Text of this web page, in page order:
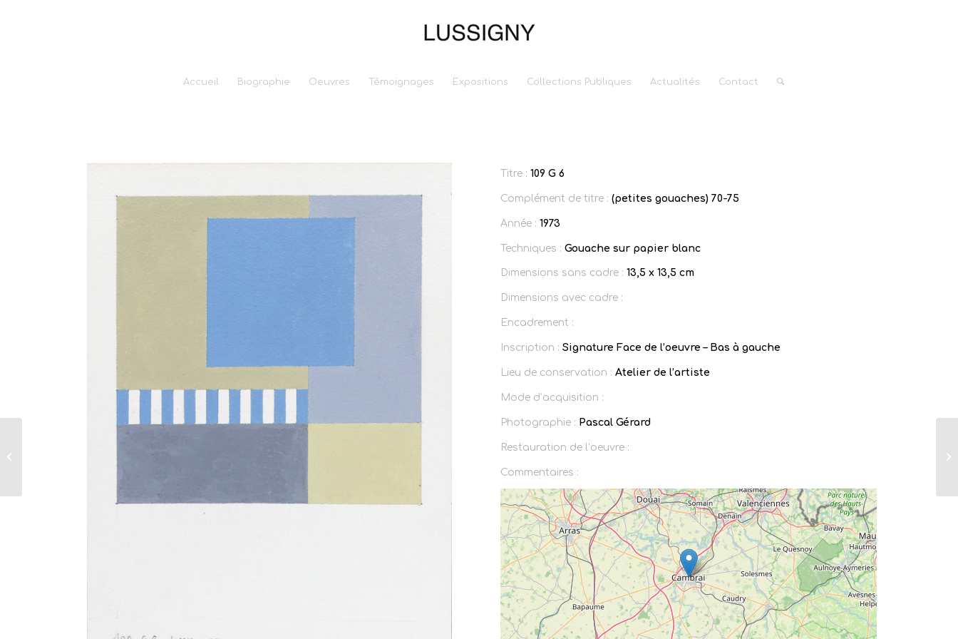
Accueil Biographie Oeuvres Témoignages Expositions Collections Publiques Actualités Contact
Titre : 109 G 6
Complément de titre : (petites gouaches) 70-75
Année : 1973
Techniques : Gouache sur papier blanc
Dimensions sans cadre : 13,5 x 13,5 cm
Dimensions avec cadre :
Encadrement :
Inscription : Signature Face de l’oeuvre – Bas à gauche
Lieu de conservation : Atelier de l’artiste
Mode d’acquisition :
Photographie : Pascal Gérard
Restauration de l’oeuvre :
Commentaires :